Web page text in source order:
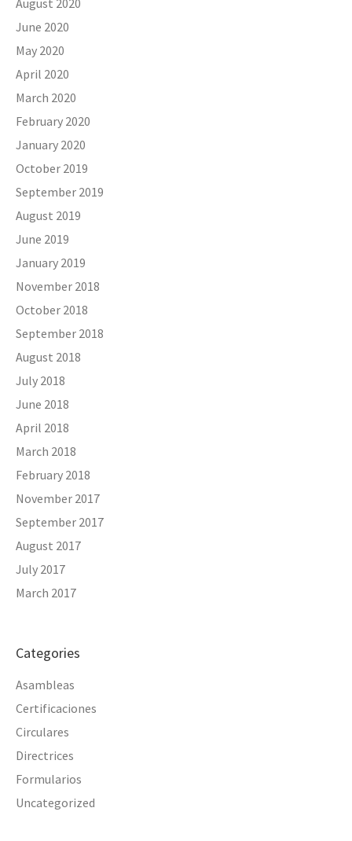
August 2020
June 2020
May 2020
April 2020
March 2020
February 2020
January 2020
October 2019
September 2019
August 2019
June 2019
January 2019
November 2018
October 2018
September 2018
August 2018
July 2018
June 2018
April 2018
March 2018
February 2018
November 2017
September 2017
August 2017
July 2017
March 2017
Categories
Asambleas
Certificaciones
Circulares
Directrices
Formularios
Uncategorized